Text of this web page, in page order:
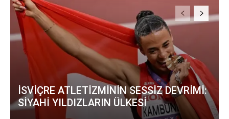
İSVİÇRE ATLETİZMİNİN SESSİZ DEVRİMİ:
SİYAHİ YILDIZLARIN ÜLKESİ